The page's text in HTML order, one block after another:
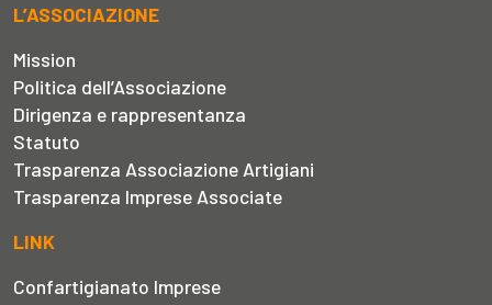
L’ASSOCIAZIONE
Mission
Politica dell’Associazione
Dirigenza e rappresentanza
Statuto
Trasparenza Associazione Artigiani
Trasparenza Imprese Associate
LINK
Confartigianato Imprese